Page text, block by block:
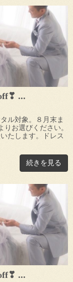
...
ル対象。８月末ま
お選びください。
たします。ドレス
続きを見る
...